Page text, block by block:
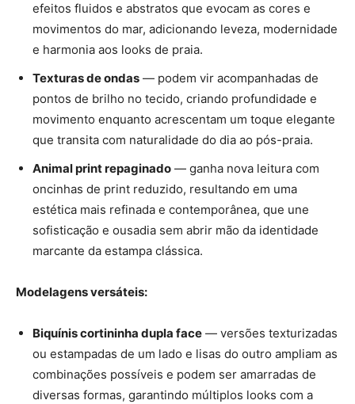
efeitos fluidos e abstratos que evocam as cores e
movimentos do mar, adicionando leveza, modernidade
e harmonia aos looks de praia.
Texturas de ondas — podem vir acompanhadas de
pontos de brilho no tecido, criando profundidade e
movimento enquanto acrescentam um toque elegante
que transita com naturalidade do dia ao pós-praia.
Animal print repaginado — ganha nova leitura com
oncinhas de print reduzido, resultando em uma
estética mais refinada e contemporânea, que une
sofisticação e ousadia sem abrir mão da identidade
marcante da estampa clássica.
Modelagens versáteis:
Biquínis cortininha dupla face — versões texturizadas
ou estampadas de um lado e lisas do outro ampliam as
combinações possíveis e podem ser amarradas de
diversas formas, garantindo múltiplos looks com a